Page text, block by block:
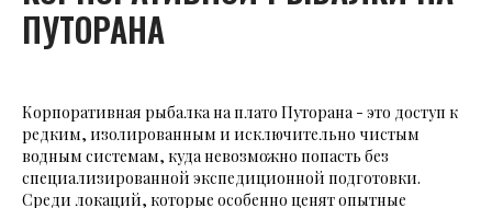
ПУТОРАНА
Корпоративная рыбалка на плато Путорана - это доступ к
редким, изолированным и исключительно чистым
водным системам, куда невозможно попасть без
специализированной экспедиционной подготовки.
Среди локаций, которые особенно ценят опытные